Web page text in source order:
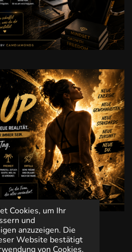
Cookies, um Ihr
und
anzuzeigen. Die
Website bestätigt
von Cookies.